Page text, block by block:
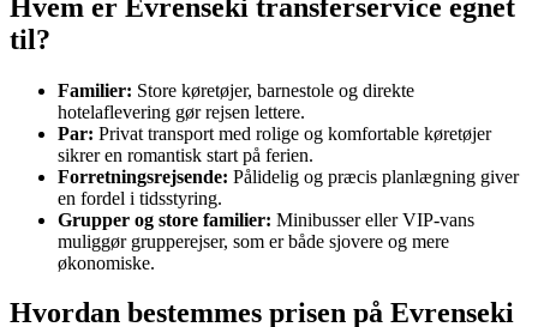
Hvem er Evrenseki transferservice egnet
til?
Familier: Store køretøjer, barnestole og direkte
hotelaflevering gør rejsen lettere.
Par: Privat transport med rolige og komfortable køretøjer
sikrer en romantisk start på ferien.
Forretningsrejsende: Pålidelig og præcis planlægning giver
en fordel i tidsstyring.
Grupper og store familier: Minibusser eller VIP-vans
muliggør grupperejser, som er både sjovere og mere
økonomiske.
Hvordan bestemmes prisen på Evrenseki